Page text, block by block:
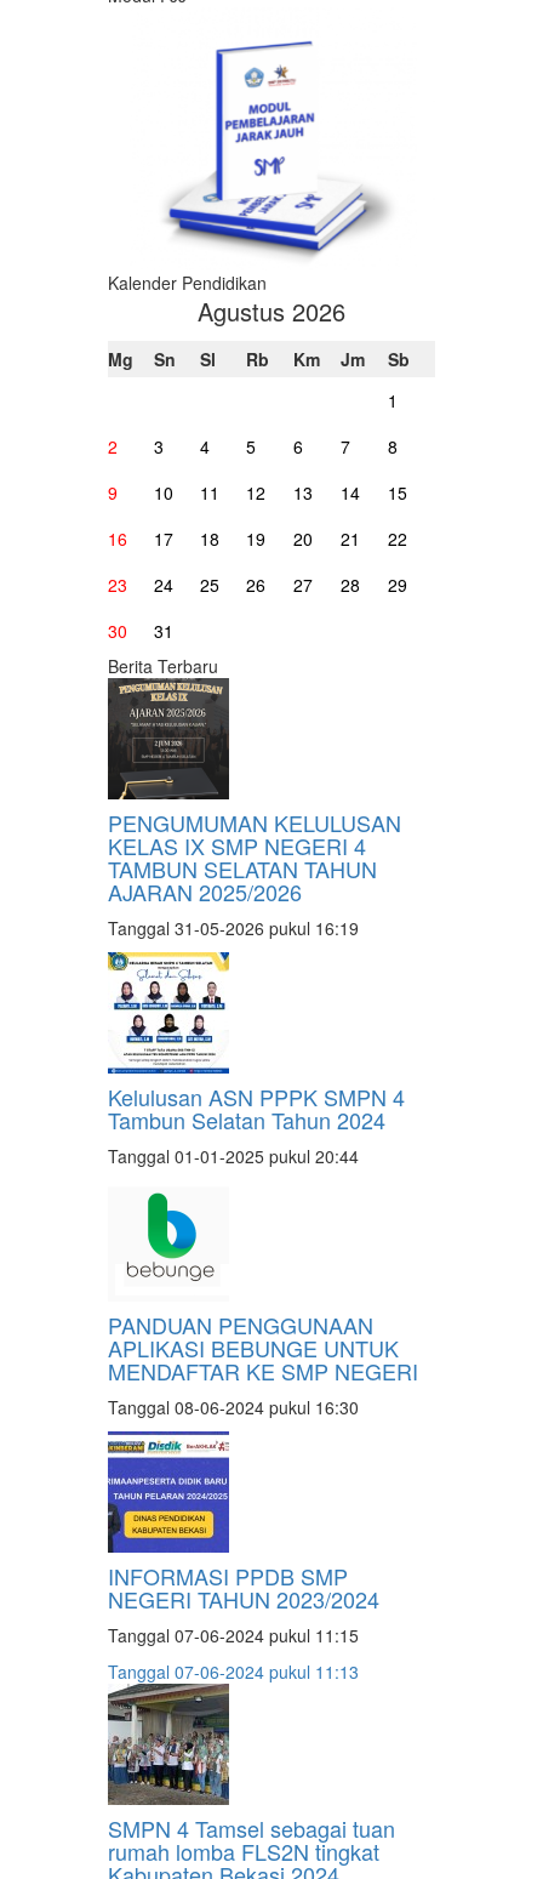
Kalender Pendidikan
Agustus 2026
Mg Sn Sl Rb Km Jm
Sb
1
2
3 4 5 6 7
8
9
10 11 12 13 14
15
16
17 18 19 20 21
22
23
24 25 26 27 28
29
30
31
Berita Terbaru
PENGUMUMAN KELULUSAN
KELAS IX SMP NEGERI 4
TAMBUN SELATAN TAHUN
AJARAN 2025/2026
Tanggal 31-05-2026 pukul 16:19
Kelulusan ASN PPPK SMPN 4
Tambun Selatan Tahun 2024
Tanggal 01-01-2025 pukul 20:44
PANDUAN PENGGUNAAN
APLIKASI BEBUNGE UNTUK
MENDAFTAR KE SMP NEGERI
Tanggal 08-06-2024 pukul 16:30
INFORMASI PPDB SMP
NEGERI TAHUN 2023/2024
Tanggal 07-06-2024 pukul 11:15
Tanggal 07-06-2024 pukul 11:13
SMPN 4 Tamsel sebagai tuan
rumah lomba FLS2N tingkat